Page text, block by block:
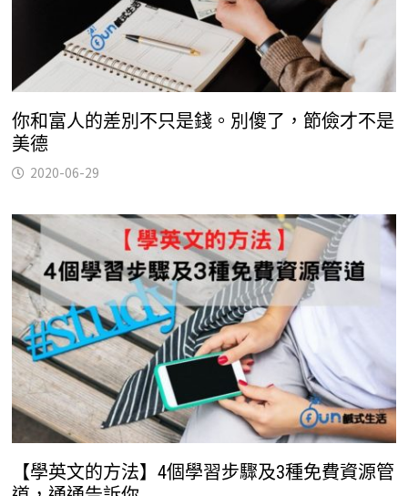
你和富人的差別不只是錢。別傻了，節儉才不是
美德
2020-06-29
【學英文的方法】4個學習步驟及3種免費資源管